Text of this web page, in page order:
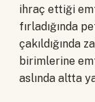
ihraç ettiği
fırladığında
çakıldığında
birimlerine
aslında altta